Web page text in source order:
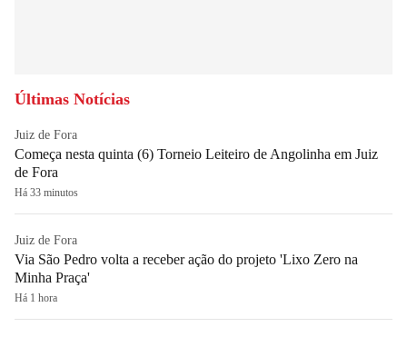
Últimas Notícias
Juiz de Fora
Começa nesta quinta (6) Torneio Leiteiro de Angolinha em Juiz
de Fora
Há 33 minutos
Juiz de Fora
Via São Pedro volta a receber ação do projeto 'Lixo Zero na
Minha Praça'
Há 1 hora